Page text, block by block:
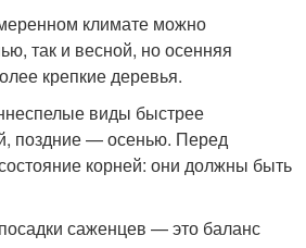
климате можно
так и весной, но осенняя
крепкие деревья.
виды быстрее
поздние — осенью. Перед
корней: они должны быть
саженцев — это баланс